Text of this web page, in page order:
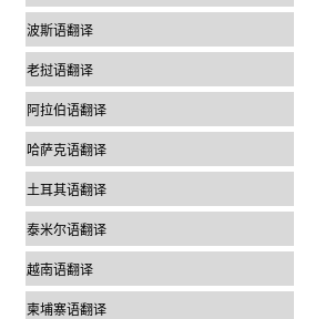
波斯语翻译
老挝语翻译
阿拉伯语翻译
哈萨克语翻译
土耳其语翻译
泰米尔语翻译
越南语翻译
柬埔寨语翻译